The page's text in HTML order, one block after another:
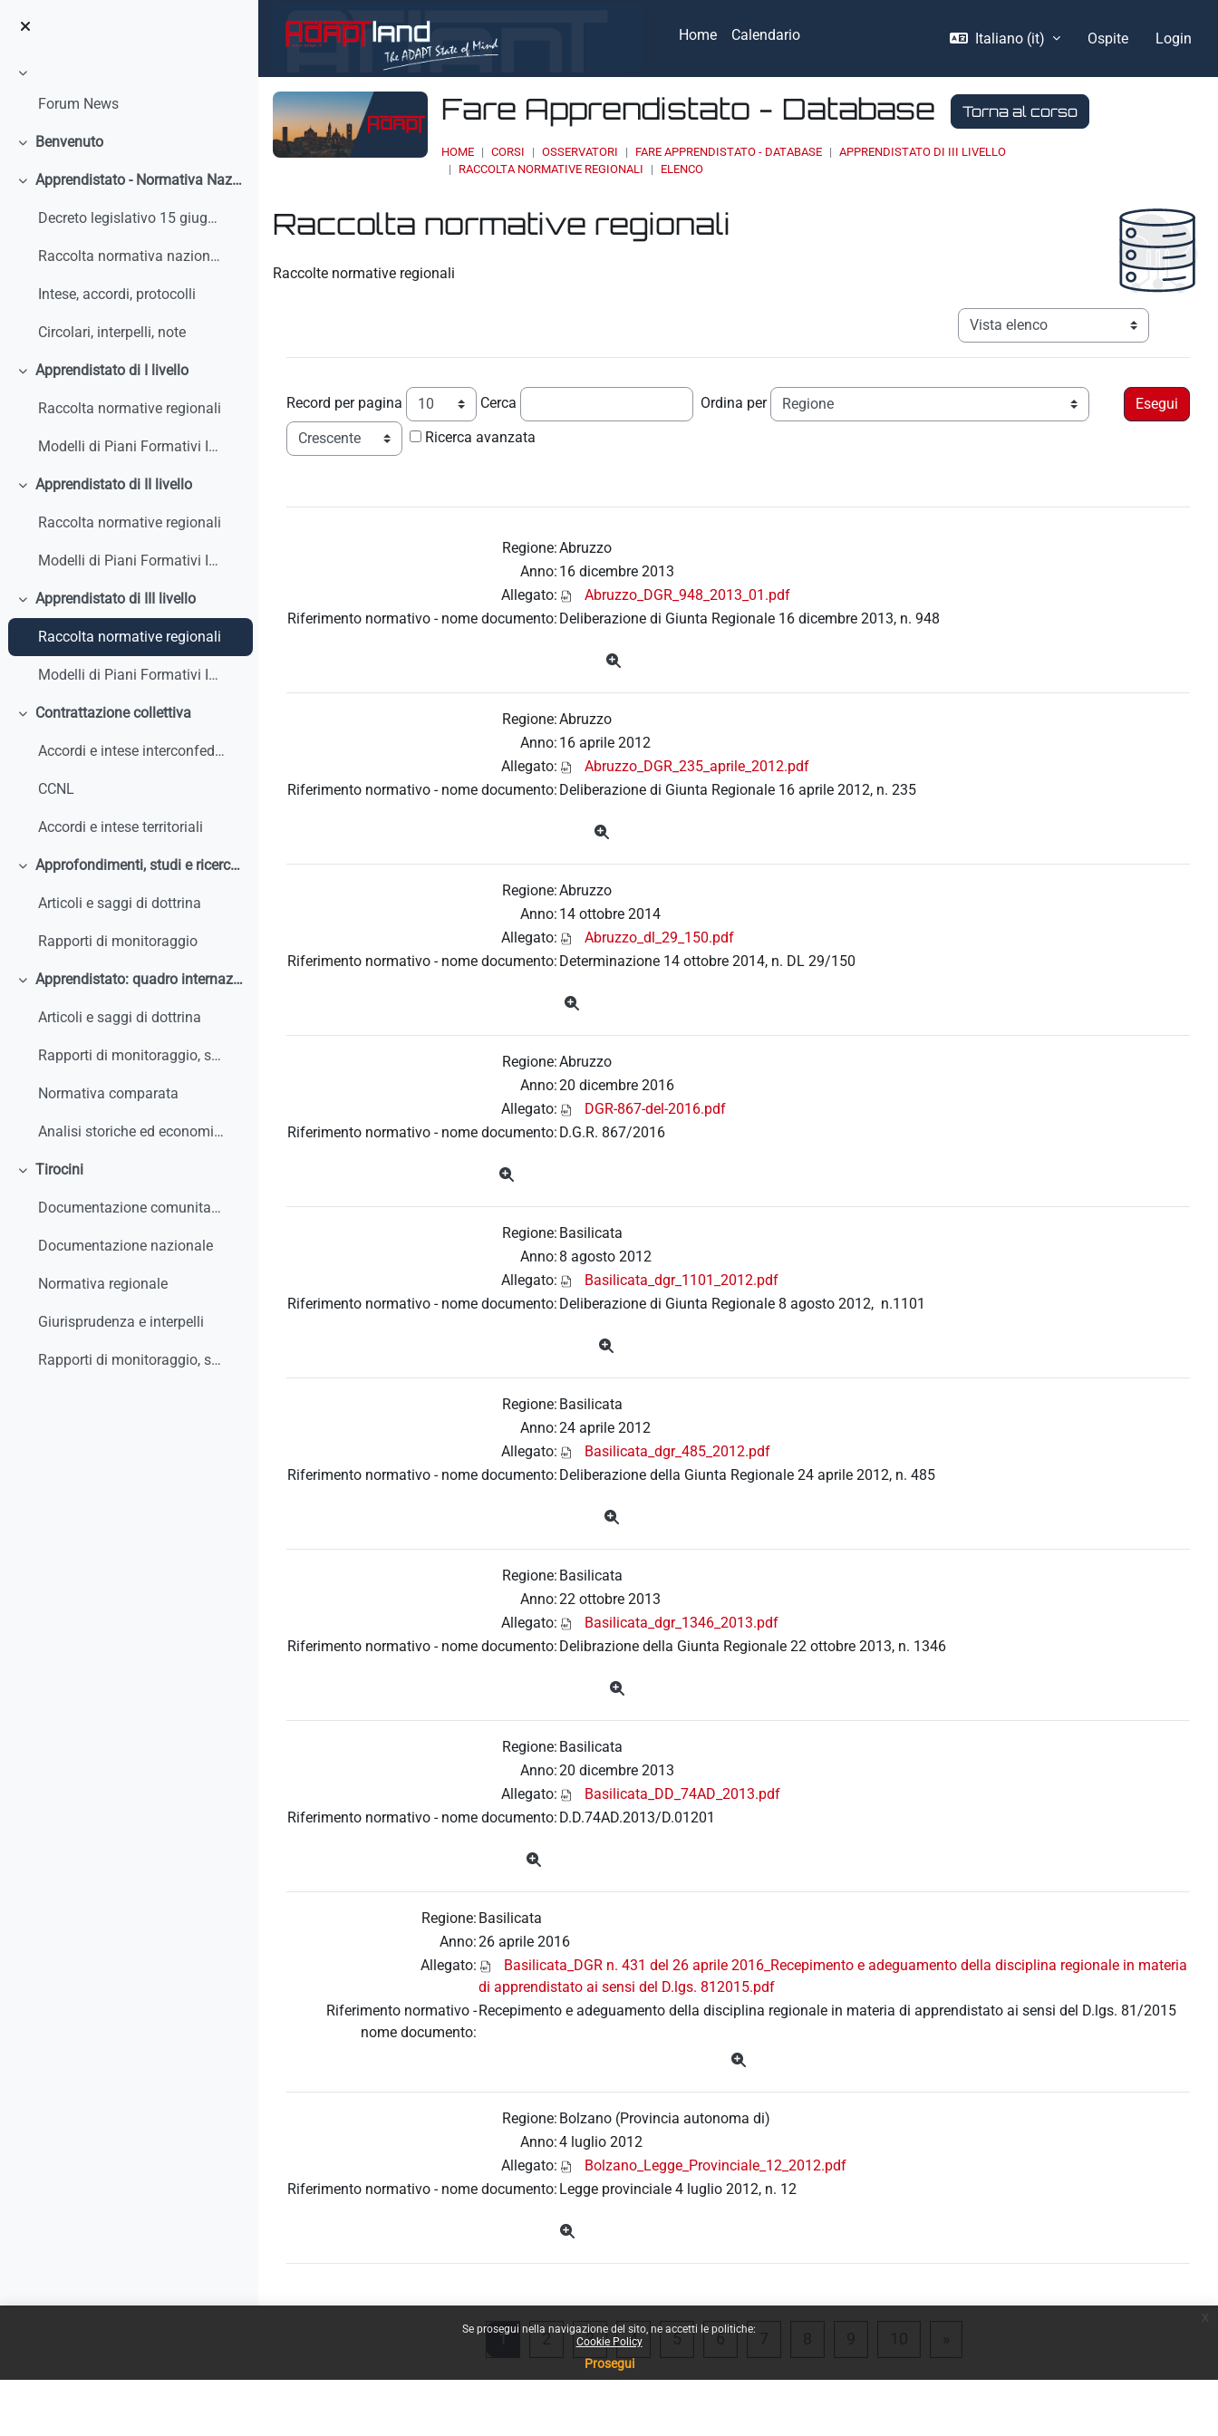
Se prosegui nella navigazione del sito, ne accetti le politiche:
Cookie Policy
Prosegui
Home Calendario Italiano ‎(it)‎ Ospite Login
Minimizza
Forum News
Minimizza
Benvenuto
Minimizza
Apprendistato - Normativa Nazionale
Decreto legislativo 15 giugno 2015, n. 81 - Discip...
Raccolta normativa nazionale
Intese, accordi, protocolli
Circolari, interpelli, note
Minimizza
Apprendistato di I livello
Raccolta normative regionali
Modelli di Piani Formativi Individuali
Minimizza
Apprendistato di II livello
Raccolta normative regionali
Modelli di Piani Formativi Individuali
Minimizza
Apprendistato di III livello
Raccolta normative regionali
Modelli di Piani Formativi Individuali
Minimizza
Contrattazione collettiva
Accordi e intese interconfederali
CCNL
Accordi e intese territoriali
Minimizza
Approfondimenti, studi e ricerche
Articoli e saggi di dottrina
Rapporti di monitoraggio
Minimizza
Apprendistato: quadro internazionale e comparato
Articoli e saggi di dottrina
Rapporti di monitoraggio, studi, ricerche, report internazionali
Normativa comparata
Analisi storiche ed economiche sulle origini dell'apprendistato e le sue trasformazioni
Minimizza
Tirocini
Documentazione comunitaria
Documentazione nazionale
Normativa regionale
Giurisprudenza e interpelli
Rapporti di monitoraggio, studi, ricerche, report
Fare Apprendistato - Database Torna al corso
HOME CORSI OSSERVATORI FARE APPRENDISTATO - DATABASE
APPRENDISTATO DI III LIVELLO
RACCOLTA NORMATIVE REGIONALI
ELENCO
Raccolta normative regionali
Raccolte normative regionali
Navigazione terziaria modalità
Record per pagina Cerca Ordina per Ordine
Ricerca avanzata
Regione:Abruzzo
Anno: 16 dicembre 2013
Allegato:
Abruzzo_DGR_948_2013_01.pdf
Riferimento normativo - nome documento: Deliberazione di Giunta Regionale 16 dicembre 2013, n. 948
Regione:Abruzzo
Anno: 16 aprile 2012
Allegato:
Abruzzo_DGR_235_aprile_2012.pdf
Riferimento normativo - nome documento: Deliberazione di Giunta Regionale 16 aprile 2012, n. 235
Regione:Abruzzo
Anno: 14 ottobre 2014
Allegato:
Abruzzo_dl_29_150.pdf
Riferimento normativo - nome documento: Determinazione 14 ottobre 2014, n. DL 29/150
Regione:Abruzzo
Anno:20 dicembre 2016
Allegato:
DGR-867-del-2016.pdf
Riferimento normativo - nome documento: D.G.R. 867/2016
Regione: Basilicata
Anno: 8 agosto 2012
Allegato:
Basilicata_dgr_1101_2012.pdf
Riferimento normativo - nome documento: Deliberazione di Giunta Regionale 8 agosto 2012, n.1101
Regione: Basilicata
Anno:24 aprile 2012
Allegato:
Basilicata_dgr_485_2012.pdf
Riferimento normativo - nome documento: Deliberazione della Giunta Regionale 24 aprile 2012, n. 485
Regione: Basilicata
Anno:22 ottobre 2013
Allegato:
Basilicata_dgr_1346_2013.pdf
Riferimento normativo - nome documento: Delibrazione della Giunta Regionale 22 ottobre 2013, n. 1346
Regione: Basilicata
Anno:20 dicembre 2013
Allegato:
Basilicata_DD_74AD_2013.pdf
Riferimento normativo - nome documento: D.D.74AD.2013/D.01201
Regione: Basilicata
Anno:26 aprile 2016
Allegato:
Basilicata_DGR n. 431 del 26 aprile 2016_Recepimento e adeguamento della disciplina regionale in materia
di apprendistato ai sensi del D.lgs. 812015.pdf
Riferimento normativo -
nome documento:
Recepimento e adeguamento della disciplina regionale in materia di apprendistato ai sensi del D.lgs. 81/2015
Regione: Bolzano (Provincia autonoma di)
Anno:4 luglio 2012
Allegato:
Bolzano_Legge_Provinciale_12_2012.pdf
Riferimento normativo - nome documento: Legge provinciale 4 luglio 2012, n. 12
1Pagina 1
2Pagina 2
3Pagina 3
4Pagina 4
5Pagina 5
6Pagina 6